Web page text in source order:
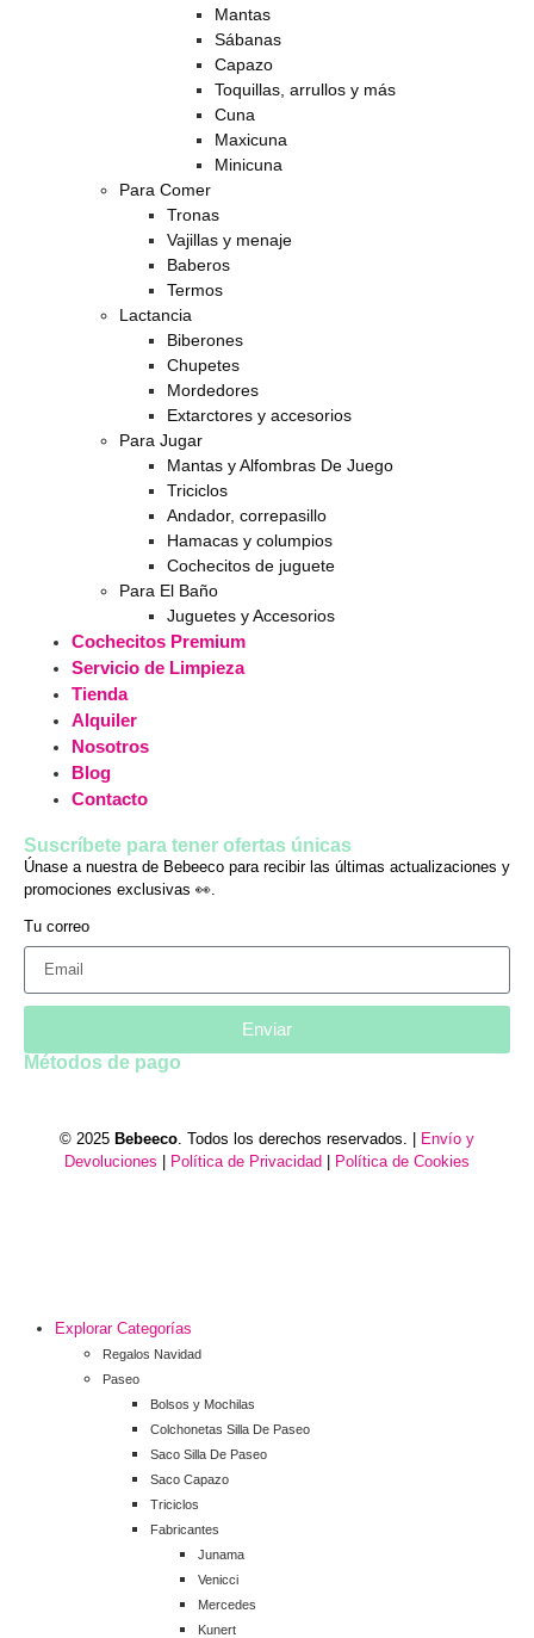
Mantas
Sábanas
Capazo
Toquillas, arrullos y más
Cuna
Maxicuna
Minicuna
Para Comer
Tronas
Vajillas y menaje
Baberos
Termos
Lactancia
Biberones
Chupetes
Mordedores
Extarctores y accesorios
Para Jugar
Mantas y Alfombras De Juego
Triciclos
Andador, correpasillo
Hamacas y columpios
Cochecitos de juguete
Para El Baño
Juguetes y Accesorios
Cochecitos Premium
Servicio de Limpieza
Tienda
Alquiler
Nosotros
Blog
Contacto
Suscríbete para tener ofertas únicas
Únase a nuestra de Bebeeco para recibir las últimas actualizaciones y
promociones exclusivas 👀.
Tu correo
Enviar
Métodos de pago
© 2025 Bebeeco . Todos los derechos reservados. | Envío y
Devoluciones | Política de Privacidad | Política de Cookies
Explorar Categorías
Regalos Navidad
Paseo
Bolsos y Mochilas
Colchonetas Silla De Paseo
Saco Silla De Paseo
Saco Capazo
Triciclos
Fabricantes
Junama
Venicci
Mercedes
Kunert